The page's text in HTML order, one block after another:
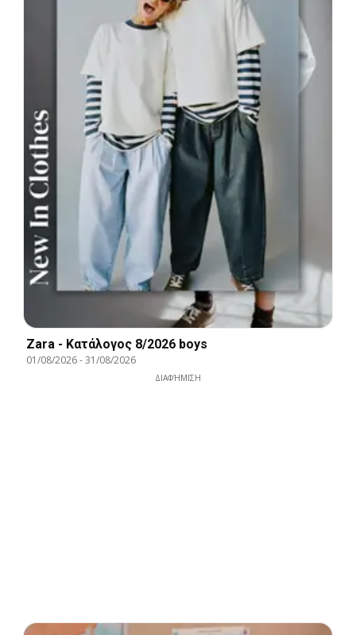
Zara - Kατάλογος 8/2026 boys
01/08/2026-31/08/2026
ΔΙΑΦΉΜΙΣΗ